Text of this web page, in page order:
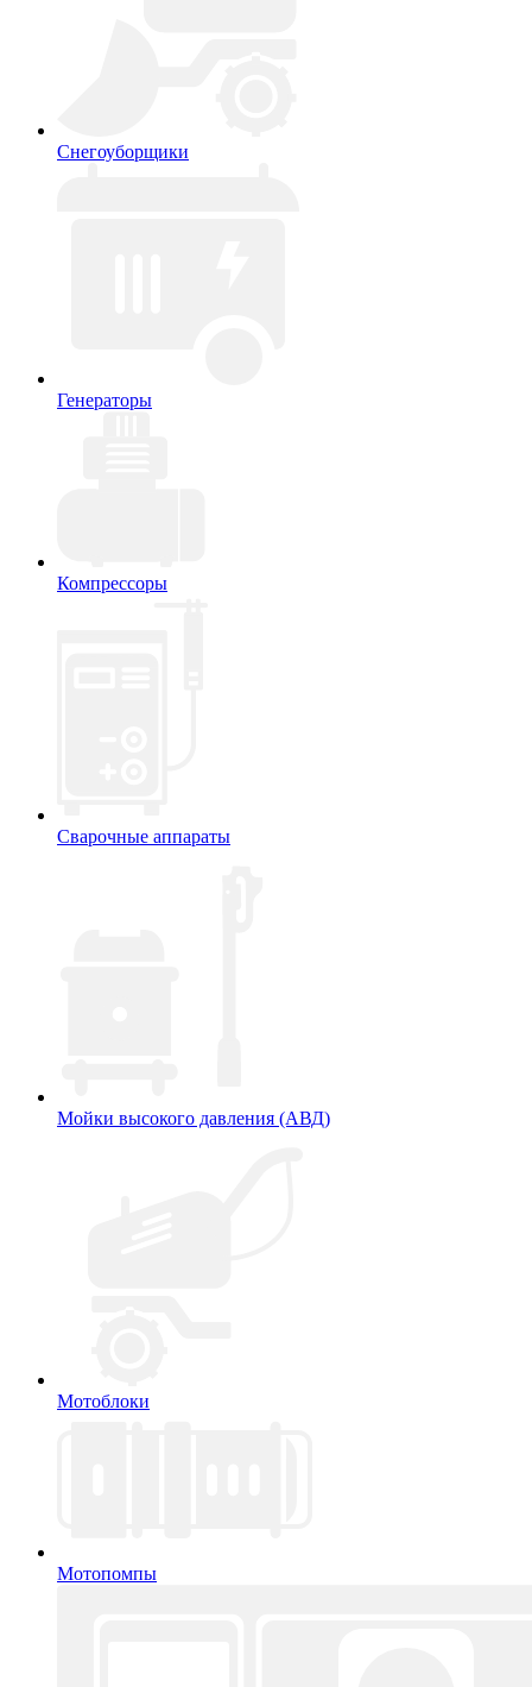
Снегоуборщики
Генераторы
Компрессоры
Сварочные аппараты
Мойки высокого давления (АВД)
Мотоблоки
Мотопомпы